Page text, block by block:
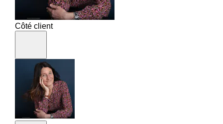
Côté client